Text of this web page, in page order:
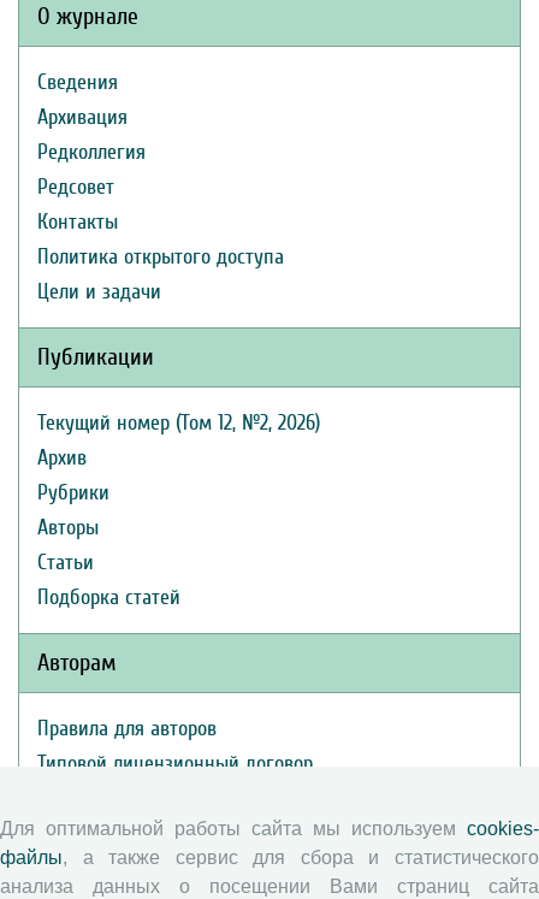
О журнале
Сведения
Архивация
Редколлегия
Редсовет
Контакты
Политика открытого доступа
Цели и задачи
Публикации
Текущий номер (Том 12, №2, 2026)
Архив
Рубрики
Авторы
Статьи
Подборка статей
Авторам
Правила для авторов
Типовой лицензионный договор
Согласие на обработку персональных данных
Авторские права
Для оптимальной работы сайта мы используем cookies-
файлы, а также сервис для сбора и статистического
анализа данных о посещении Вами страниц сайта